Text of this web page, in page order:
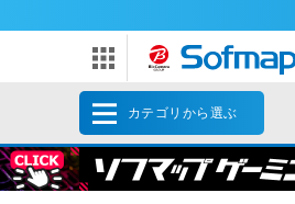
カテゴリから選ぶ